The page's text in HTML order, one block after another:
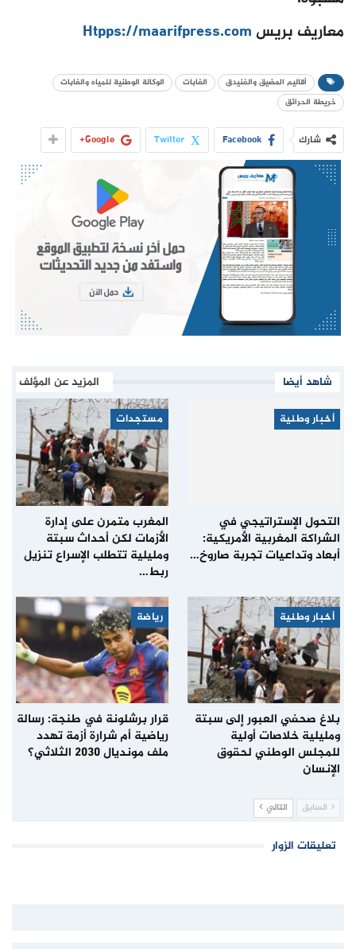
معاريف بريسHtpps://maarifpress.com
أقاليم المضيق والفنيدق الغابات
الوكالة الوطنية للمياه والغابات
خريطة الحرائق
شارك Facebook
Twitter
Google+
شاهد أيضا المزيد عن المؤلف
أخبار وطنية
التحول الإستراتيجي في
الشراكة المغربية الأمريكية:
أبعاد وتداعيات تجربة صاروخ…
مستجدات
المغرب متمرن على إدارة
الأزمات لكن أحداث سبتة
ومليلية تتطلب الإسراع تنزيل
ربط…
أخبار وطنية
بلاغ صحفي العبور إلى سبتة
ومليلية خلاصات أولية
للمجلس الوطني لحقوق
الإنسان
رياضة
قرار برشلونة في طنجة: رسالة
رياضية أم شرارة أزمة تهدد
ملف مونديال 2030 الثلاثي؟
السابق التالي
تعليقات الزوار